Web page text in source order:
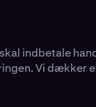
indbetale
Vi dækker